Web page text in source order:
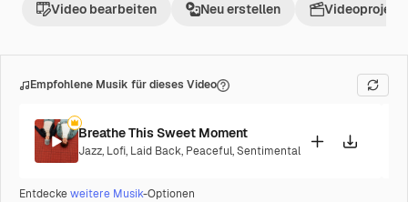
Video bearbeiten Neu erstellen Videoprojekt
Empfohlene Musik für dieses Video
Breathe This Sweet Moment
Jazz, Lofi, Laid Back, Peaceful,Sentimental
Entdeckeweitere Musik-Optionen